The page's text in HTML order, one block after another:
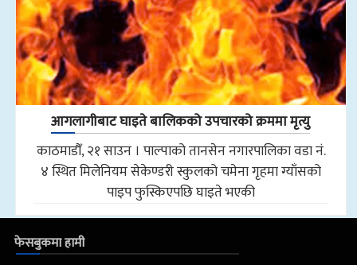
आगलागीबाट घाइते बालिकको उपचारको क्रममा मृत्यु
काठमाडौँ, २१ साउन । पाल्पाको तानसेन नगारपालिका वडा नं.
४ स्थित मिलेनियम सेकेण्डरी स्कुलको चमेना गृहमा ग्याँसको
पाइप फुस्किएपछि घाइते भएकी
फेसबुकमा हामी